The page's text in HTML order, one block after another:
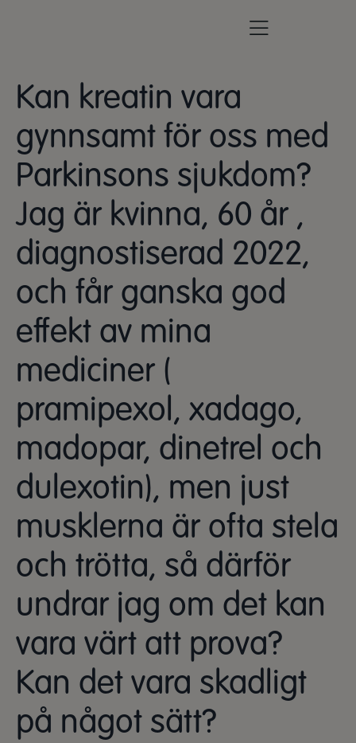
Kan kreatin vara
gynnsamt för oss med
Parkinsons sjukdom?
Jag är kvinna, 60 år ,
diagnostiserad 2022,
och får ganska god
effekt av mina
mediciner (
pramipexol, xadago,
madopar, dinetrel och
dulexotin), men just
musklerna är ofta stela
och trötta, så därför
undrar jag om det kan
vara värt att prova?
Kan det vara skadligt
på något sätt?